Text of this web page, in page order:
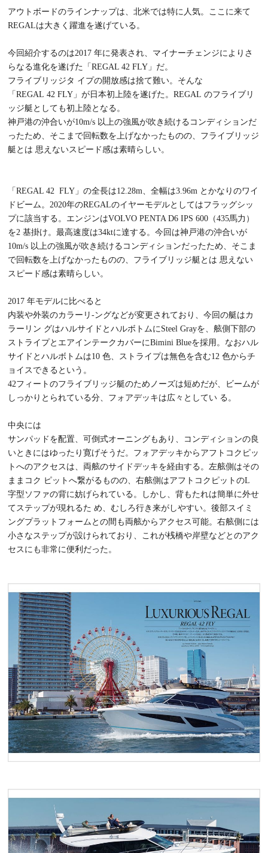
アウトボードのラインナップは、北米では特に人気。ここに来て
REGALは大きく躍進を遂げている。
今回紹介するのは2017 年に発表され、マイナーチェンジによりさ
らなる進化を遂げた「REGAL 42 FLY」だ。
フライブリッジタ イプの開放感は捨て難い。そんな
「REGAL 42 FLY」が日本初上陸を遂げた。REGAL のフライブリ
ッジ艇としても初上陸となる。
神戸港の沖合いが10m/s 以上の強風が吹き続けるコンディションだ
ったため、そこまで回転数を上げなかったものの、フライブリッジ
艇とは 思えないスピード感は素晴らしい。
「REGAL 42 FLY」の全長は12.28m、全幅は3.96m とかなりのワイ
ドビーム。2020年のREGALのイヤーモデルとしてはフラッグシッ
プに該当する。エンジンはVOLVO PENTA D6 IPS 600（435馬力）
を2 基掛け。最高速度は34ktに達する。今回は神戸港の沖合いが
10m/s 以上の強風が吹き続けるコンディションだったため、そこま
で回転数を上げなかったものの、フライブリッジ艇とは 思えない
スピード感は素晴らしい。
2017 年モデルに比べると
内装や外装のカラーリ-ングなどが変更されており、今回の艇はカ
ラーリン グはハルサイドとハルボトムにSteel Grayを、舷側下部の
ストライプとエアインテークカバーにBimini Blueを採用。なおハル
サイドとハルボトムは10 色、ストライプは無色を含む12 色からチ
ョイスできるという。
42フィートのフライブリッジ艇のためノーズは短めだが、ビームが
しっかりとられている分、フォアデッキは広々としてい る。
中央には
サンパッドを配置、可倒式オーニングもあり、コンディションの良
いときにはゆったり寛げそうだ。フォアデッキからアフトコクピッ
トへのアクセスは、両舷のサイドデッキを経由する。左舷側はその
ままコク ピットへ繋がるものの、右舷側はアフトコクピットのL
字型ソファの背に妨げられている。しかし、背もたれは簡単に外せ
てステップが現れるた め、むしろ行き来がしやすい。後部スイミ
ングプラットフォームとの間も両舷からアクセス可能。右舷側には
小さなステップが設けられており、これが桟橋や岸壁などとのアク
セスにも非常に便利だった。